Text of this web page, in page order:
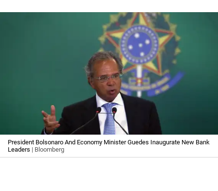
President Bolsonaro And Economy Minister Guedes Inaugurate New Bank
Leaders | Bloomberg